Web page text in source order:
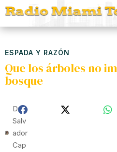
ESPADA Y RAZÓN
Que los árboles no
bosque
Dr
Salv
Ador
Cap